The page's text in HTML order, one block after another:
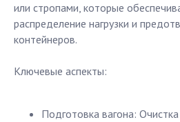
или стропами, которые
распределение нагрузки и
контейнеров.
Ключевые аспекты:
Подготовка вагона: